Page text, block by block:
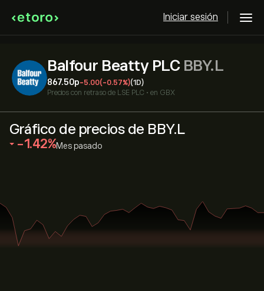
Iniciar sesión
Balfour Beatty PLC BBY.L
867.50‎p‎-5.00(-0.57%)(1D)
Precios con retraso de LSE PLC • en GBX
Gráfico de precios de BBY.L
‎-1.42‎ Mes pasado